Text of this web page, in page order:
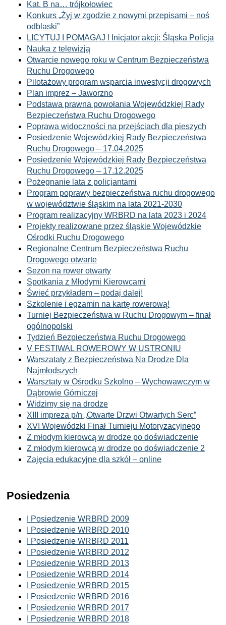
Kat. B na… trójkołowiec
Konkurs „Żyj w zgodzie z nowymi przepisami – noś
odblaski”
LICYTUJ I POMAGAJ ! Inicjator akcji: Śląska Policja
Nauka z telewizją
Otwarcie nowego roku w Centrum Bezpieczeństwa
Ruchu Drogowego
Pilotażowy program wsparcia inwestycji drogowych
Plan imprez – Jaworzno
Podstawa prawna powołania Wojewódzkiej Rady
Bezpieczeństwa Ruchu Drogowego
Poprawa widoczności na przejściach dla pieszych
Posiedzenie Wojewódzkiej Rady Bezpieczeństwa
Ruchu Drogowego – 17.04.2025
Posiedzenie Wojewódzkiej Rady Bezpieczeństwa
Ruchu Drogowego – 17.12.2025
Pożegnanie lata z policjantami
Program poprawy bezpieczeństwa ruchu drogowego
w województwie śląskim na lata 2021-2030
Program realizacyjny WRBRD na lata 2023 i 2024
Projekty realizowane przez śląskie Wojewódzkie
Ośrodki Ruchu Drogowego
Regionalne Centrum Bezpieczeństwa Ruchu
Drogowego otwarte
Sezon na rower otwarty
Spotkania z Młodymi Kierowcami
Świeć przykładem – podaj dalej!
Szkolenie i egzamin na kartę rowerową!
Turniej Bezpieczeństwa w Ruchu Drogowym – finał
ogólnopolski
Tydzień Bezpieczeństwa Ruchu Drogowego
V FESTIWAL ROWEROWY W USTRONIU
Warszataty z Bezpieczeństwa Na Drodze Dla
Najmłodszych
Warsztaty w Ośrodku Szkolno – Wychowawczym w
Dąbrowie Górniczej
Widzimy się na drodze
XIII impreza p/n „Otwarte Drzwi Otwartych Serc”
XVI Wojewódzki Finał Turnieju Motoryzacyjnego
Z młodym kierowcą w drodze po doświadczenie
Z młodym kierowcą w drodze po doświadczenie 2
Zajęcia edukacyjne dla szkół – online
Posiedzenia
I Posiedzenie WRBRD 2009
I Posiedzenie WRBRD 2010
I Posiedzenie WRBRD 2011
I Posiedzenie WRBRD 2012
I Posiedzenie WRBRD 2013
I Posiedzenie WRBRD 2014
I Posiedzenie WRBRD 2015
I Posiedzenie WRBRD 2016
I Posiedzenie WRBRD 2017
I Posiedzenie WRBRD 2018